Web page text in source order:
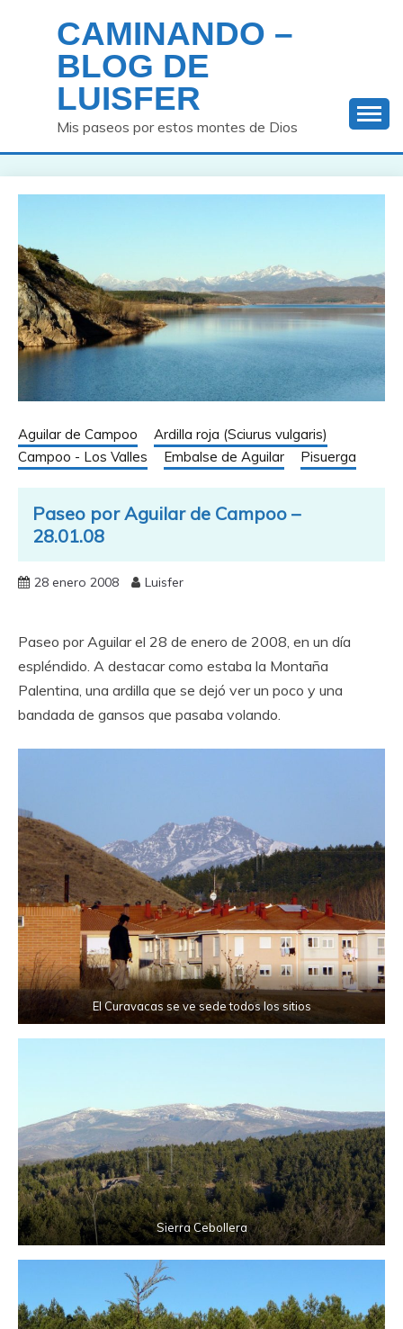
contenido
CAMINANDO –
BLOG DE
LUISFER
Mis paseos por estos montes de Dios
Aguilar de Campoo
Ardilla roja (Sciurus vulgaris)
Campoo - Los Valles
Embalse de Aguilar Pisuerga
Paseo por Aguilar de Campoo –
28.01.08
28 enero 2008 Luisfer
Paseo por Aguilar el 28 de enero de 2008, en un día
espléndido. A destacar como estaba la Montaña
Palentina, una ardilla que se dejó ver un poco y una
bandada de gansos que pasaba volando.
El Curavacas se ve sede todos los sitios
Sierra Cebollera